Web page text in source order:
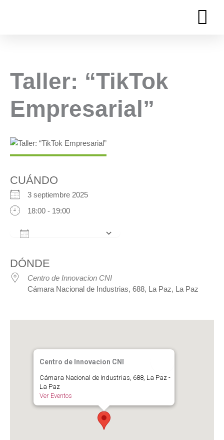
Taller: “TikTok
Empresarial”
CUÁNDO
3 septiembre 2025
18:00 - 19:00
DÓNDE
Centro de Innovacion CNI
Cámara Nacional de Industrias, 688, La Paz, La Paz
Centro de Innovacion CNI
Cámara Nacional de Industrias, 688, La Paz -
La Paz
Ver Eventos